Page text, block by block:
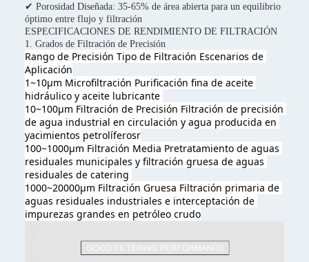
✔ Porosidad Diseñada: 35-65% de área abierta para un equilibrio
óptimo entre flujo y filtración
ESPECIFICACIONES DE RENDIMIENTO DE FILTRACIÓN
1. Grados de Filtración de Precisión
Rango de Precisión Tipo de Filtración Escenarios de
Aplicación
1~10μm Microfiltración Purificación fina de aceite
hidráulico y aceite lubricante
10~100μm Filtración de Precisión Filtración de precisión
de agua industrial en circulación y agua producida en
yacimientos petrolíferosr
100~1000μm Filtración Media Pretratamiento de aguas
residuales municipales y filtración gruesa de aguas
residuales de catering
1000~20000μm Filtración Gruesa Filtración primaria de
aguas residuales industriales e interceptación de
impurezas grandes en petróleo crudo